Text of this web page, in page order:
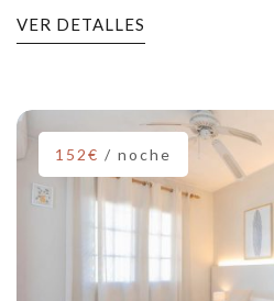
VER DETALLES
152€ / noche